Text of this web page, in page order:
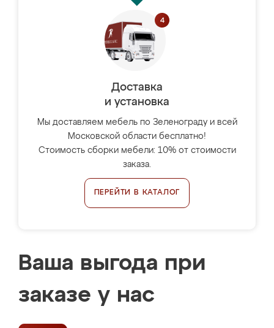
Доставка
и установка
Мы доставляем мебель по Зеленограду и всей
Московской области бесплатно!
Стоимость сборки мебели: 10% от стоимости
заказа.
ПЕРЕЙТИ В КАТАЛОГ
Ваша выгода при
заказе у нас